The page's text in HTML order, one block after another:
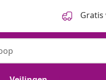
Gratis